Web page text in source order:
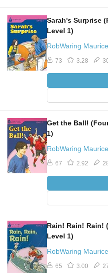
Sarah's Surprise
Level 1)
RobWaring
73 3.28
Get the Ball!
1)
RobWaring
67 2.92
Rain! Rain! Rain!
Level 1)
RobWaring
65 3.00